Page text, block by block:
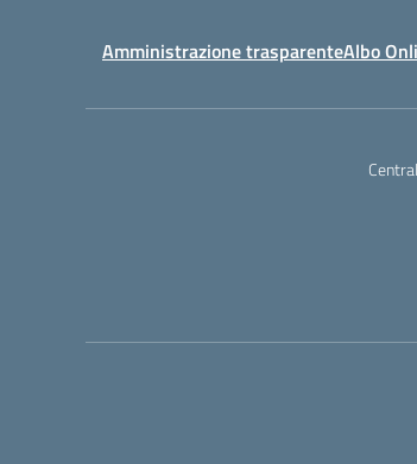
Amministrazione trasparenteAlbo